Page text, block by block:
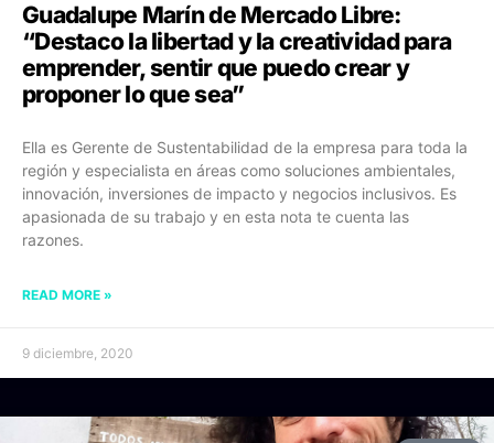
Guadalupe Marín de Mercado Libre:
“Destaco la libertad y la creatividad para
emprender, sentir que puedo crear y
proponer lo que sea”
Ella es Gerente de Sustentabilidad de la empresa para toda la
región y especialista en áreas como soluciones ambientales,
innovación, inversiones de impacto y negocios inclusivos. Es
apasionada de su trabajo y en esta nota te cuenta las
razones.
READ MORE »
9 diciembre, 2020